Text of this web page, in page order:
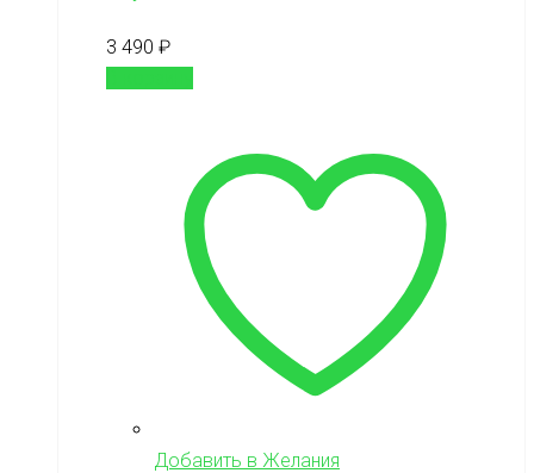
3 490 ₽
Добавить в Желания